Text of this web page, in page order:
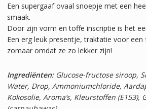
Een supergaaf ovaal snoepje met een
smaak.
Door zijn vorm en toffe inscriptie is het
Een erg leuk presentje, traktatie voor
zomaar omdat ze zo lekker zijn!
Ingrediënten:Glucose-fructose siroop,
Water, Drop, Ammoniumchloride,
Kokosolie, Aroma’s, Kleurstoffen (E153),